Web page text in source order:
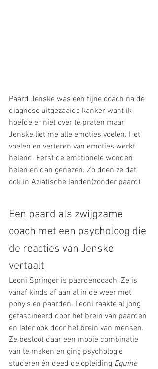
Paard Jenske was een fijne coach na de
diagnose uitgezaaide kanker want ik
hoefde er niet over te praten maar
Jenske liet me alle emoties voelen. Het
voelen en verteren van emoties werkt
helend. Eerst de emotionele wonden
helen en dan genezen. Zo doen ze dat
ook in Aziatische landen(zonder paard)
Een paard als zwijgzame
coach met een psycholoog die
de reacties van Jenske
vertaalt
Leoni Springer is paardencoach. Ze is
vanaf kinds af aan al in de weer met
pony's en paarden. Leoni raakte al jong
gefascineerd door het brein van paarden
en later ook door het brein van mensen.
Ze besloot daar een mooie combinatie
van te maken en ging psychologie
studeren én deed de opleiding Equine